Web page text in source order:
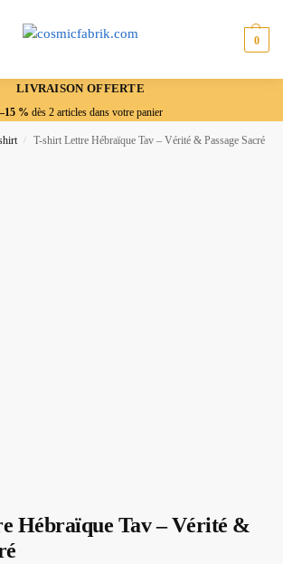
0
LIVRAISON OFFERTE
–15 % dès 2 articles dans votre panier
/ T-shirt Lettre Hébraïque Tav – Vérité & Passage Sacré
Hébraïque Tav – Vérité &